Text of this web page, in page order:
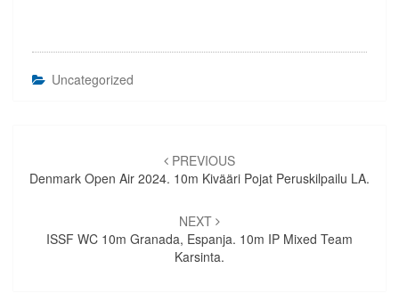
Uncategorized
selaus
PREVIOUS
Denmark Open Air 2024. 10m Kivääri Pojat Peruskilpailu LA.
NEXT
ISSF WC 10m Granada, Espanja. 10m IP Mixed Team
Karsinta.